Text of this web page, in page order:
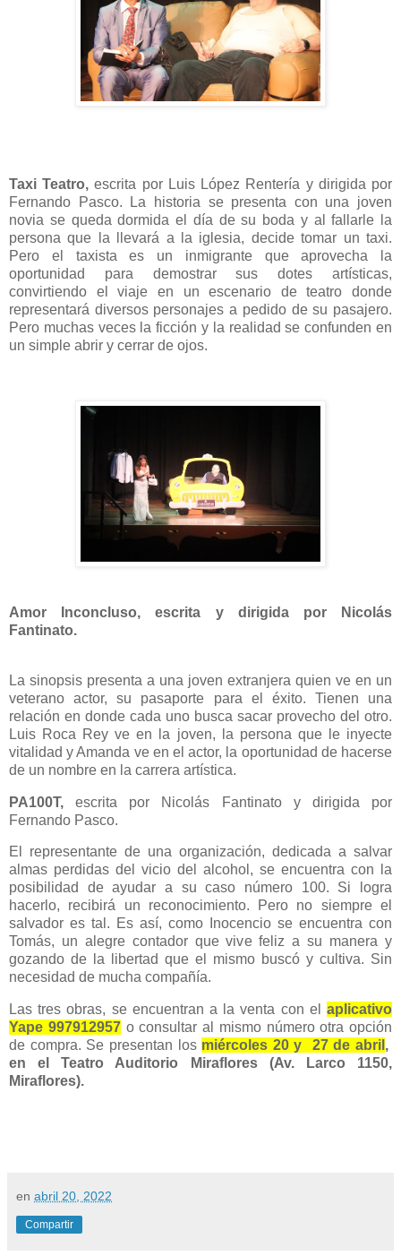
Taxi Teatro, escrita por Luis López Rentería y dirigida por
Fernando Pasco. La historia se presenta con una joven
novia se queda dormida el día de su boda y al fallarle la
persona que la llevará a la iglesia, decide tomar un taxi.
Pero el taxista es un inmigrante que aprovecha la
oportunidad para demostrar sus dotes artísticas,
convirtiendo el viaje en un escenario de teatro donde
representará diversos personajes a pedido de su pasajero.
Pero muchas veces la ficción y la realidad se confunden en
un simple abrir y cerrar de ojos.
Amor Inconcluso, escrita y dirigida por Nicolás
Fantinato.
La sinopsis presenta a una joven extranjera quien ve en un
veterano actor, su pasaporte para el éxito. Tienen una
relación en donde cada uno busca sacar provecho del otro.
Luis Roca Rey ve en la joven, la persona que le inyecte
vitalidad y Amanda ve en el actor, la oportunidad de hacerse
de un nombre en la carrera artística.
PA100T, escrita por Nicolás Fantinato y dirigida por
Fernando Pasco.
El representante de una organización, dedicada a salvar
almas perdidas del vicio del alcohol, se encuentra con la
posibilidad de ayudar a su caso número 100. Si logra
hacerlo, recibirá un reconocimiento. Pero no siempre el
salvador es tal. Es así, como Inocencio se encuentra con
Tomás, un alegre contador que vive feliz a su manera y
gozando de la libertad que el mismo buscó y cultiva. Sin
necesidad de mucha compañía.
Las tres obras, se encuentran a la venta con el aplicativo
Yape 997912957o consultar al mismo número otra opción
de compra. Se presentan los miércoles 20 y 27 de abril ,
en el Teatro Auditorio Miraflores (Av. Larco 1150,
Miraflores).
en abril 20, 2022
Compartir